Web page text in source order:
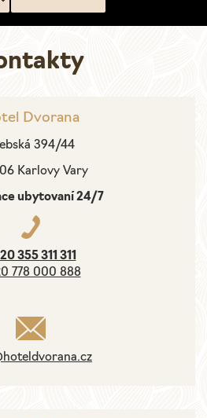
Dvorana
394/44
Karlovy Vary
ubytovaní 24/7
355 311 311
778 000 888